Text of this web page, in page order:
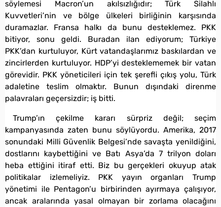
söylemesi Macron’un akılsızlığıdır; Türk Silahlı
Kuvvetleri’nin ve bölge ülkeleri birliğinin karşısında
duramazlar. Fransa halkı da bunu desteklemez. PKK
bitiyor, sonu geldi. Buradan ilan ediyorum; Türkiye
PKK’dan kurtuluyor, Kürt vatandaşlarımız baskılardan ve
zincirlerden kurtuluyor. HDP’yi desteklememek bir vatan
görevidir. PKK yöneticileri için tek şerefli çıkış yolu, Türk
adaletine teslim olmaktır. Bunun dışındaki direnme
palavraları geçersizdir; iş bitti.
Trump’ın çekilme kararı sürpriz değil; seçim
kampanyasında zaten bunu söylüyordu. Amerika, 2017
sonundaki Milli Güvenlik Belgesi’nde savaşta yenildiğini,
dostlarını kaybettiğini ve Batı Asya’da 7 trilyon doları
heba ettiğini itiraf etti. Biz bu gerçekleri okuyup atak
politikalar izlemeliyiz. PKK yayın organları Trump
yönetimi ile Pentagon’u birbirinden ayırmaya çalışıyor,
ancak aralarında yasal olmayan bir zorlama olacağını